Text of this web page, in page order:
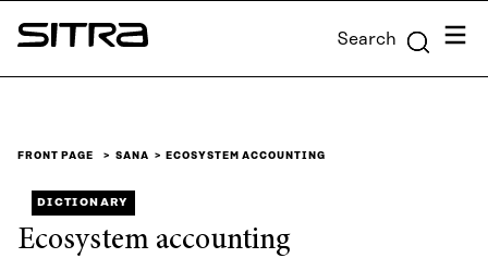
Skip to
content
Sitra Search Menu
FRONT PAGE SANA ECOSYSTEM ACCOUNTING
DICTIONARY
Ecosystem accounting